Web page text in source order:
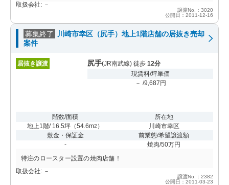
取扱会社: －
譲渡No.：3020
公開日：2011-12-16
募集終了
川崎市幸区（尻手）地上1階店舗の居抜き売却
案件
居抜き譲渡 尻手(JR南武線) 徒歩 12分
現賃料/坪単価
－ /9,687円
階数/面積
地上1階/ 16.5坪 （54.6m2 ）
所在地
川崎市幸区
敷金・保証金
-
前業態/希望譲渡額
焼肉/50万円
特注のロースター設置の焼肉店舗！
取扱会社: －
譲渡No.：2382
公開日：2011-03-23